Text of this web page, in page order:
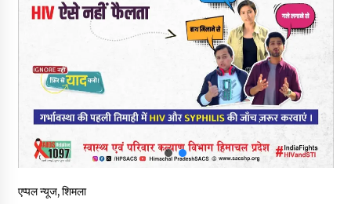
30 बैग की सीमा पर भाजपा का हमला, बोली- कांग्रेस सरकार ने सेब उत्पादकों
की तोड़ी कमर- संदीपनी
शिमला पुलिस में बड़ी अनुशासनात्मक कार्रवाई, 3 पुलिसकर्मी निलंबित
07/08/2026
एप्पल न्यूज, शिमला